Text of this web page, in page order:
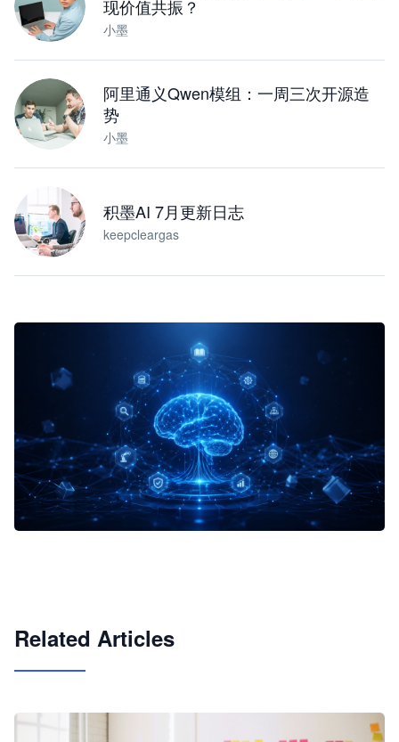
现价值共振？
小墨
阿里通义Qwen模组：一周三次开源造
势
小墨
积墨AI 7月更新日志
keepcleargas
Related Articles